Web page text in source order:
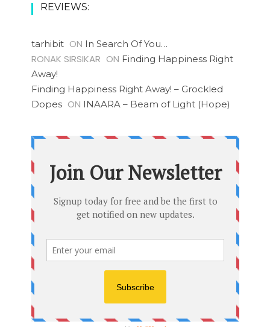
REVIEWS:
tarhibit ON In Search Of You…
RONAK SIRSIKAR ON Finding Happiness Right
Away!
Finding Happiness Right Away! – Grockled
Dopes ON INAARA – Beam of Light (Hope)